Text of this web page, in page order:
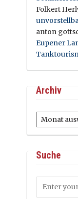
Folkert
anton
Eupener
Archiv
Archiv
Suche